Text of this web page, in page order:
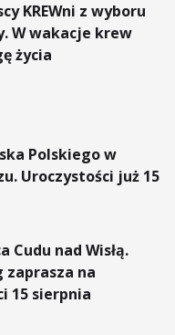
KREWni z wyboru
W wakacje krew
życia
Polskiego w
Uroczystości już 15
Cudu nad Wisłą.
zaprasza na
15 sierpnia